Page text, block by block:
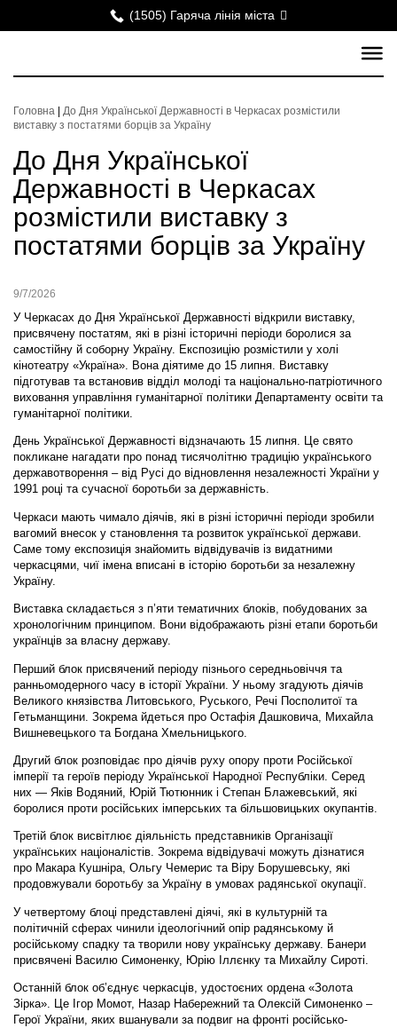
(1505) Гаряча лінія міста
Головна
До Дня Української Державності в Черкасах розмістили
виставку з постатями борців за Україну
До Дня Української
Державності в Черкасах
розмістили виставку з
постатями борців за Україну
9/7/2026
У Черкасах до Дня Української Державності відкрили виставку,
присвячену постатям, які в різні історичні періоди боролися за
самостійну й соборну Україну. Експозицію розмістили у холі
кінотеатру «Україна». Вона діятиме до 15 липня. Виставку
підготував та встановив відділ молоді та національно-патріотичного
виховання управління гуманітарної політики Департаменту освіти та
гуманітарної політики.
День Української Державності відзначають 15 липня. Це свято
покликане нагадати про понад тисячолітню традицію українського
державотворення – від Русі до відновлення незалежності України у
1991 році та сучасної боротьби за державність.
Черкаси мають чимало діячів, які в різні історичні періоди зробили
вагомий внесок у становлення та розвиток української держави.
Саме тому експозиція знайомить відвідувачів із видатними
черкасцями, чиї імена вписані в історію боротьби за незалежну
Україну.
Виставка складається з п’яти тематичних блоків, побудованих за
хронологічним принципом. Вони відображають різні етапи боротьби
українців за власну державу.
Перший блок присвячений періоду пізнього середньовіччя та
ранньомодерного часу в історії України. У ньому згадують діячів
Великого князівства Литовського, Руського, Речі Посполитої та
Гетьманщини. Зокрема йдеться про Остафія Дашковича, Михайла
Вишневецького та Богдана Хмельницького.
Другий блок розповідає про діячів руху опору проти Російської
імперії та героїв періоду Української Народної Республіки. Серед
них — Яків Водяний, Юрій Тютюнник і Степан Блажевський, які
боролися проти російських імперських та більшовицьких окупантів.
Третій блок висвітлює діяльність представників Організації
українських націоналістів. Зокрема відвідувачі можуть дізнатися
про Макара Кушніра, Ольгу Чемерис та Віру Борушевську, які
продовжували боротьбу за Україну в умовах радянської окупації.
У четвертому блоці представлені діячі, які в культурній та
політичній сферах чинили ідеологічний опір радянському й
російському спадку та творили нову українську державу. Банери
присвячені Василю Симоненку, Юрію Іллєнку та Михайлу Сироті.
Останній блок об’єднує черкасців, удостоєних ордена «Золота
Зірка». Це Ігор Момот, Назар Набережний та Олексій Симоненко –
Герої України, яких вшанували за подвиг на фронті російсько-